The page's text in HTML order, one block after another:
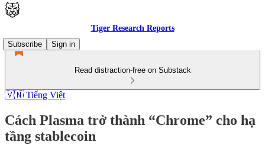
Tiger Research Reports
Subscribe
Sign in
Read distraction-free on Substack
🇻🇳 Tiếng Việt
Cách Plasma trở thành “Chrome” cho hạ
tầng stablecoin